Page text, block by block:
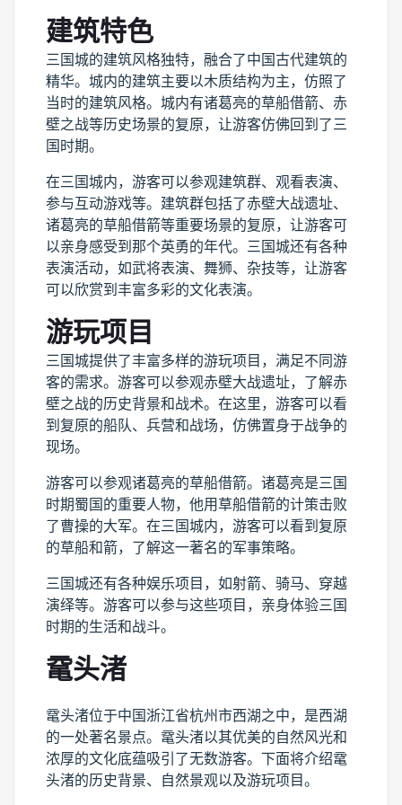
建筑特色
三国城的建筑风格独特，融合了中国古代建筑的
精华。城内的建筑主要以木质结构为主，仿照了
当时的建筑风格。城内有诸葛亮的草船借箭、赤
壁之战等历史场景的复原，让游客仿佛回到了三
国时期。
在三国城内，游客可以参观建筑群、观看表演、
参与互动游戏等。建筑群包括了赤壁大战遗址、
诸葛亮的草船借箭等重要场景的复原，让游客可
以亲身感受到那个英勇的年代。三国城还有各种
表演活动，如武将表演、舞狮、杂技等，让游客
可以欣赏到丰富多彩的文化表演。
游玩项目
三国城提供了丰富多样的游玩项目，满足不同游
客的需求。游客可以参观赤壁大战遗址，了解赤
壁之战的历史背景和战术。在这里，游客可以看
到复原的船队、兵营和战场，仿佛置身于战争的
现场。
游客可以参观诸葛亮的草船借箭。诸葛亮是三国
时期蜀国的重要人物，他用草船借箭的计策击败
了曹操的大军。在三国城内，游客可以看到复原
的草船和箭，了解这一著名的军事策略。
三国城还有各种娱乐项目，如射箭、骑马、穿越
演绎等。游客可以参与这些项目，亲身体验三国
时期的生活和战斗。
鼋头渚
鼋头渚位于中国浙江省杭州市西湖之中，是西湖
的一处著名景点。鼋头渚以其优美的自然风光和
浓厚的文化底蕴吸引了无数游客。下面将介绍鼋
头渚的历史背景、自然景观以及游玩项目。